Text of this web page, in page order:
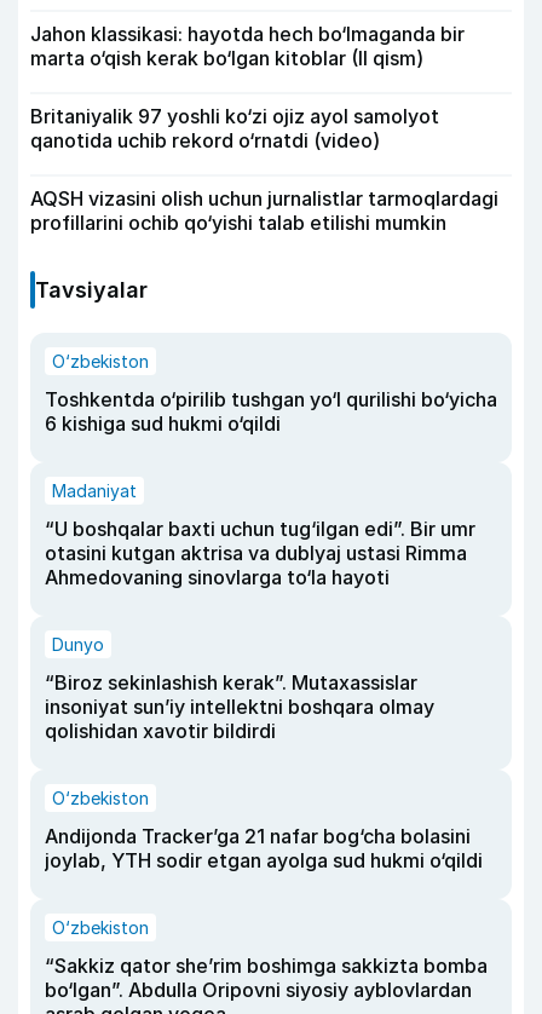
Jahon klassikasi: hayotda hech bo‘lmaganda bir
marta o‘qish kerak bo‘lgan kitoblar (II qism)
Britaniyalik 97 yoshli ko‘zi ojiz ayol samolyot
qanotida uchib rekord o‘rnatdi (video)
AQSH vizasini olish uchun jurnalistlar tarmoqlardagi
profillarini ochib qo‘yishi talab etilishi mumkin
Tavsiyalar
O‘zbekiston
Toshkentda o‘pirilib tushgan yo‘l qurilishi bo‘yicha
6 kishiga sud hukmi o‘qildi
Madaniyat
“U boshqalar baxti uchun tug‘ilgan edi”. Bir umr
otasini kutgan aktrisa va dublyaj ustasi Rimma
Ahmedovaning sinovlarga to‘la hayoti
Dunyo
“Biroz sekinlashish kerak”. Mutaxassislar
insoniyat sun’iy intellektni boshqara olmay
qolishidan xavotir bildirdi
O‘zbekiston
Andijonda Tracker’ga 21 nafar bog‘cha bolasini
joylab, YTH sodir etgan ayolga sud hukmi o‘qildi
O‘zbekiston
“Sakkiz qator she’rim boshimga sakkizta bomba
bo‘lgan”. Abdulla Oripovni siyosiy ayblovlardan